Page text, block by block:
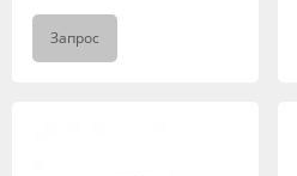
Запрос